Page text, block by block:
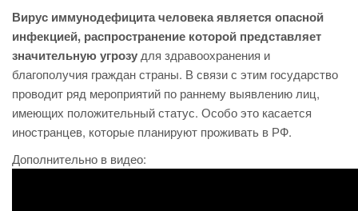
Вирус иммунодефицита человека является опасной
инфекцией, распространение которой представляет
значительную угрозу для здравоохранения и
благополучия граждан страны. В связи с этим государство
проводит ряд мероприятий по раннему выявлению лиц,
имеющих положительный статус. Особо это касается
иностранцев, которые планируют проживать в РФ.
Дополнительно в видео: